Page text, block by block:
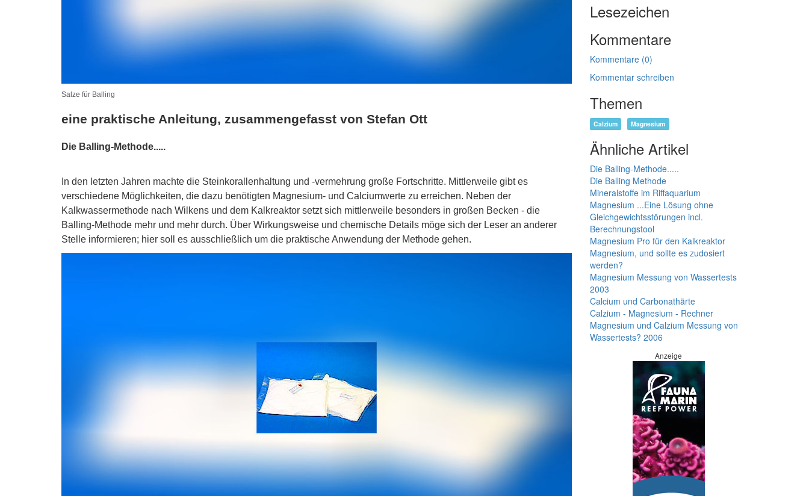
Salze für Balling
eine praktische Anleitung, zusammengefasst von Stefan Ott
Die Balling-Methode.....
In den letzten Jahren machte die Steinkorallenhaltung und -vermehrung große Fortschritte. Mittlerweile gibt es
verschiedene Möglichkeiten, die dazu benötigten Magnesium- und Calciumwerte zu erreichen. Neben der
Kalkwassermethode nach Wilkens und dem Kalkreaktor setzt sich mittlerweile besonders in großen Becken - die
Balling-Methode mehr und mehr durch. Über Wirkungsweise und chemische Details möge sich der Leser an anderer
Stelle informieren; hier soll es ausschließlich um die praktische Anwendung der Methode gehen.
Lesezeichen
Kommentare
Kommentare (0)
Kommentar schreiben
Themen
Calzium Magnesium
Ähnliche Artikel
Die Balling-Methode.....
Die Balling Methode
Mineralstoffe im Riffaquarium
Magnesium ...Eine Lösung ohne
Gleichgewichtsstörungen incl.
Berechnungstool
Magnesium Pro für den Kalkreaktor
Magnesium, und sollte es zudosiert
werden?
Magnesium Messung von Wassertests
2003
Calcium und Carbonathärte
Calzium - Magnesium - Rechner
Magnesium und Calzium Messung von
Wassertests? 2006
Anzeige